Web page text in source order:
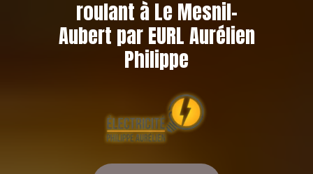
roulant à Le Mesnil-
Aubert par EURL Aurélien
Philippe